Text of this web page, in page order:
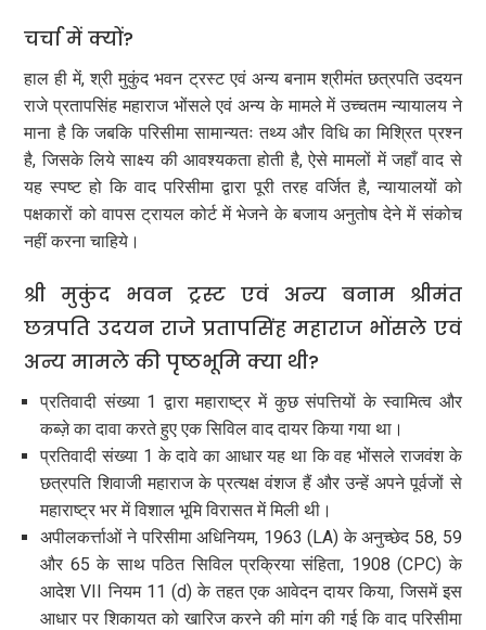
चर्चा में क्यों?
हाल ही में, श्री मुकुंद भवन ट्रस्ट एवं अन्य बनाम श्रीमंत छत्रपति उदयन
राजे प्रतापसिंह महाराज भोंसले एवं अन्य के मामले में उच्चतम न्यायालय ने
माना है कि जबकि परिसीमा सामान्यतः तथ्य और विधि का मिश्रित प्रश्न
है, जिसके लिये साक्ष्य की आवश्यकता होती है, ऐसे मामलों में जहाँ वाद से
यह स्पष्ट हो कि वाद परिसीमा द्वारा पूरी तरह वर्जित है, न्यायालयों को
पक्षकारों को वापस ट्रायल कोर्ट में भेजने के बजाय अनुतोष देने में संकोच
नहीं करना चाहिये।
श्री मुकुंद भवन ट्रस्ट एवं अन्य बनाम श्रीमंत
छत्रपति उदयन राजे प्रतापसिंह महाराज भोंसले एवं
अन्य मामले की पृष्ठभूमि क्या थी?
प्रतिवादी संख्या 1 द्वारा महाराष्ट्र में कुछ संपत्तियों के स्वामित्व और
कब्ज़े का दावा करते हुए एक सिविल वाद दायर किया गया था।
प्रतिवादी संख्या 1 के दावे का आधार यह था कि वह भोंसले राजवंश के
छत्रपति शिवाजी महाराज के प्रत्यक्ष वंशज हैं और उन्हें अपने पूर्वजों से
महाराष्ट्र भर में विशाल भूमि विरासत में मिली थी।
अपीलकर्त्ताओं ने परिसीमा अधिनियम, 1963 (LA) के अनुच्छेद 58, 59
और 65 के साथ पठित सिविल प्रक्रिया संहिता, 1908 (CPC) के
आदेश VII नियम 11 (d) के तहत एक आवेदन दायर किया, जिसमें इस
आधार पर शिकायत को खारिज करने की मांग की गई कि वाद परिसीमा